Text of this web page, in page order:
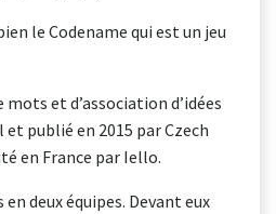
le Codename qui est un jeu
mots et d’association d’idées
publié en 2015 par Czech
en France par Iello.
deux équipes. Devant eux